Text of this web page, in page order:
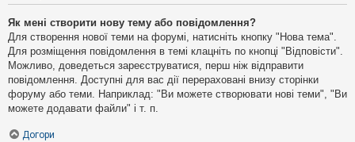
Як мені створити нову тему або повідомлення?
Для створення нової теми на форумі, натисніть кнопку "Нова тема".
Для розміщення повідомлення в темі клацніть по кнопці "Відповісти".
Можливо, доведеться зареєструватися, перш ніж відправити
повідомлення. Доступні для вас дії перераховані внизу сторінки
форуму або теми. Наприклад: "Ви можете створювати нові теми", "Ви
можете додавати файли" і т. п.
Догори